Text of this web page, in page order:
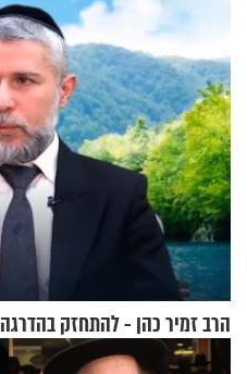
הרב זמיר כהן - להתחזק בהדרגה